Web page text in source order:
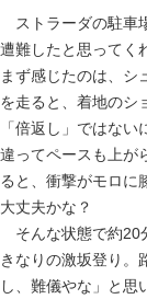
ストラーダの駐車
遭難したと思ってく
まず感じたのは、シ
を走ると、着地のシ
「倍返し」ではな
違ってペースも上が
ると、衝撃がモロに
大丈夫かな？
そんな状態で約20
きなりの激坂登り。
し、難儀やな」と思